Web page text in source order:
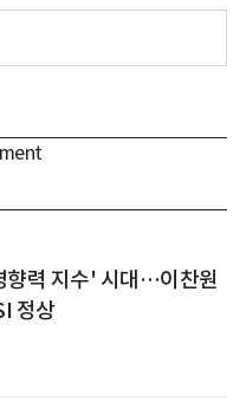
향력 지수' 시대…이찬원
정상